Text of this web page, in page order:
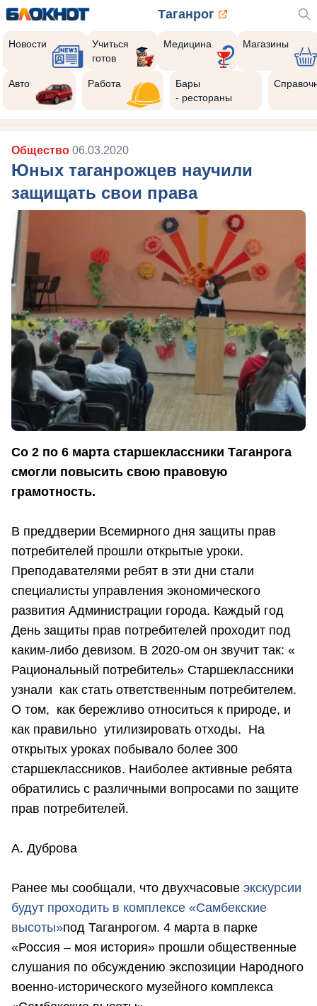
Таганрог
Новости
Учиться
готов
Медицина Магазины
Авто Работа
Бары
- рестораны
Общество 06.03.2020
Юных таганрожцев научили
защищать свои права
Со 2 по 6 марта старшеклассники Таганрога
смогли повысить свою правовую
грамотность.
В преддверии Всемирного дня защиты прав
потребителей прошли открытые уроки.
Преподавателями ребят в эти дни стали
специалисты управления экономического
развития Администрации города. Каждый год
День защиты прав потребителей проходит под
каким-либо девизом. В 2020-ом он звучит так: «
Рациональный потребитель» Старшеклассники
узнали как стать ответственным потребителем.
О том, как бережливо относиться к природе, и
как правильно утилизировать отходы. На
открытых уроках побывало более 300
старшеклассников. Наиболее активные ребята
обратились с различными вопросами по защите
прав потребителей.
А. Дуброва
Ранее мы сообщали, что двухчасовые экскурсии
будут проходить в комплексе «Самбекские
высоты»под Таганрогом. 4 марта в парке
«Россия – моя история» прошли общественные
слушания по обсуждению экспозиции Народного
военно-исторического музейного комплекса